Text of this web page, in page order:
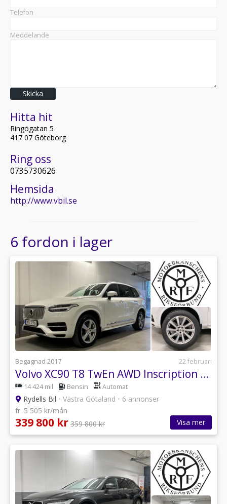
Telefon
Meddelande
Skicka
Hitta hit
Ringögatan 5
417 07 Göteborg
Ring oss
0735730626
Hemsida
http://www.vbil.se
6 fordon i lager
Begagnad 2017 22 februari
Volvo XC90 T8 TwEn AWD Inscription 360 Pano Drag
14 424 mil Bensin Automat
Rydells Bil • Västra Götaland • 6 annonser
fr. 5 505 kr/mån
339 800 kr 359 800 kr Visa mer